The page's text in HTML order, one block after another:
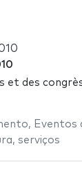
et des
, Eventos
, serviços